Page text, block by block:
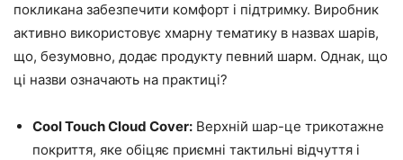
покликана забезпечити комфорт і підтримку. Виробник
активно використовує хмарну тематику в назвах шарів,
що, безумовно, додає продукту певний шарм. Однак, що
ці назви означають на практиці?
Cool Touch Cloud Cover: Верхній шар-це трикотажне
покриття, яке обіцяє приємні тактильні відчуття і